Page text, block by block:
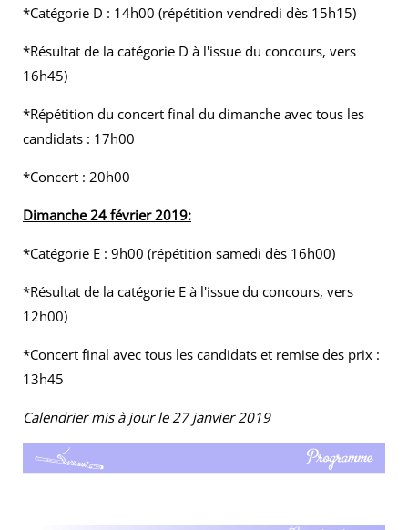
*Catégorie D : 14h00 (répétition vendredi dès 15h15)
*Résultat de la catégorie D à l'issue du concours, vers
16h45)
*Répétition du concert final du dimanche avec tous les
candidats : 17h00
*Concert : 20h00
Dimanche 24 février 2019:
*Catégorie E : 9h00 (répétition samedi dès 16h00)
*Résultat de la catégorie E à l'issue du concours, vers
12h00)
*Concert final avec tous les candidats et remise des prix :
13h45
Calendrier mis à jour le 27 janvier 2019